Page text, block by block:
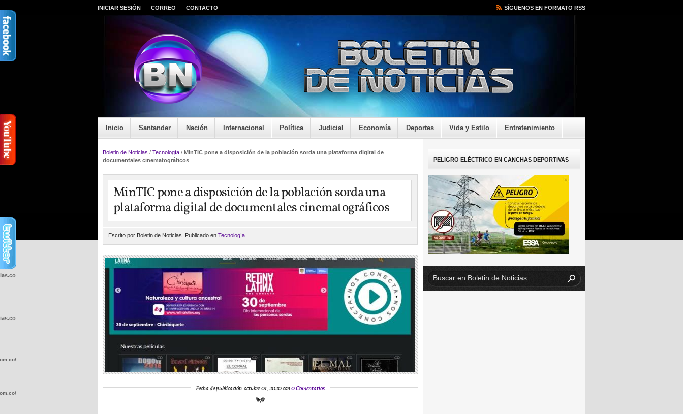
INICIAR SESIÓN CORREO CONTACTO SÍGUENOS EN FORMATO RSS
Inicio Santander Nación Internacional Política Judicial Economía Deportes Vida y Estilo Entretenimiento
Boletin de Noticias / Tecnología / MinTIC pone a disposición de la población sorda una plataforma digital de
documentales cinematográficos
MinTIC pone a disposición de la población sorda una
plataforma digital de documentales cinematográficos
Escrito por Boletin de Noticias. Publicado en Tecnología
Fecha de publicación: octubre 01, 2020 con0 Comentarios
PELIGRO ELÉCTRICO EN CANCHAS DEPORTIVAS
wp-
wp-
wp-
wp-